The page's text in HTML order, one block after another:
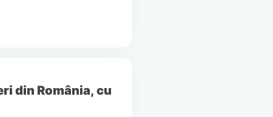
din România, cu